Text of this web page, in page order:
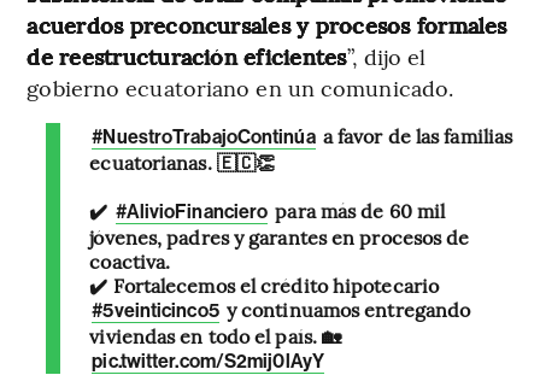
acuerdos preconcursales y procesos formales
de reestructuración eficientes”, dijo el
gobierno ecuatoriano en un comunicado.
#NuestroTrabajoContinúa a favor de las familias
ecuatorianas. 🇪🇨👏
✔️ #AlivioFinanciero para más de 60 mil
jóvenes, padres y garantes en procesos de
coactiva.
✔️ Fortalecemos el crédito hipotecario
#5veinticinco5 y continuamos entregando
viviendas en todo el país. 🏡
pic.twitter.com/S2mij0lAyY